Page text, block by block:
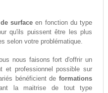
surface en fonction du type
qu'ils puissent être les plus
selon votre problématique.
nous faisons fort d'offrir un
et professionnel possible sur
bénéficient deformations
la maitrise de tout type